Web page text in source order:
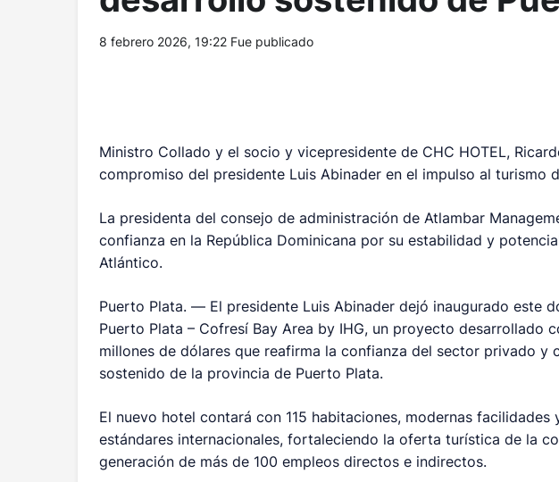
8 febrero 2026, 19:22 Fue publicado
Ministro Collado y el socio y vicepresidente de CHC HOTEL,
compromiso del presidente Luis Abinader en el impulso al turismo
La presidenta del consejo de administración de Atlambar
confianza en la República Dominicana por su estabilidad y
Atlántico.
Puerto Plata. — El presidente Luis Abinader dejó inaugurado este
Puerto Plata – Cofresí Bay Area by IHG, un proyecto desarrollado
millones de dólares que reafirma la confianza del sector privado y
sostenido de la provincia de Puerto Plata.
El nuevo hotel contará con 115 habitaciones, modernas facilidades
estándares internacionales, fortaleciendo la oferta turística de la
generación de más de 100 empleos directos e indirectos.